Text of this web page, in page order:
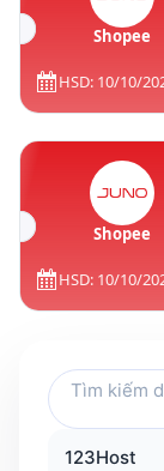
Shopee
HSD: 10/10/
Shopee
HSD: 10/10/
Tìm
kiếm
danh
mục
123Host